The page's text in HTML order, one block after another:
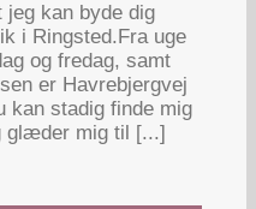
kan byde dig
i Ringsted.Fra uge
og fredag, samt
er Havrebjergvej
kan stadig finde mig
glæder mig til [...]